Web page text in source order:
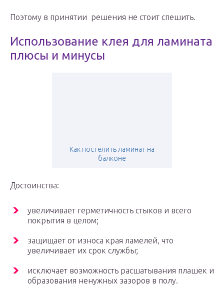
Поэтому в принятии решения не стоит спешить.
Использование клея для ламината
плюсы и минусы
Как постелить ламинат на
балконе
Достоинства:
увеличивает герметичность стыков и всего
покрытия в целом;
защищает от износа края ламелей, что
увеличивает их срок службы;
исключает возможность расшатывания плашек и
образования ненужных зазоров в полу.